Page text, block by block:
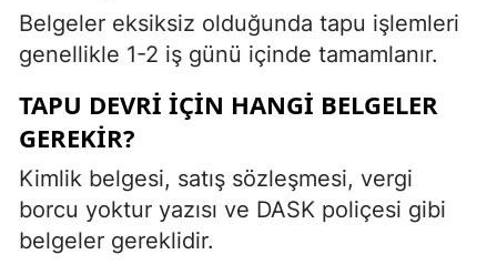
Belgeler eksiksiz olduğunda tapu işlemleri
genellikle 1-2 iş günü içinde tamamlanır.
TAPU DEVRI IÇIN HANGI BELGELER
GEREKIR?
Kimlik belgesi, satış sözleşmesi, vergi
borcu yoktur yazısı ve DASK poliçesi gibi
belgeler gereklidir.